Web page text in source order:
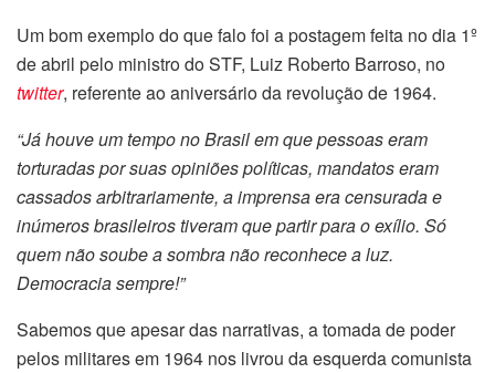
Um bom exemplo do que falo foi a postagem feita no dia 1º
de abril pelo ministro do STF, Luiz Roberto Barroso, no
twitter, referente ao aniversário da revolução de 1964.
“Já houve um tempo no Brasil em que pessoas eram
torturadas por suas opiniões políticas, mandatos eram
cassados arbitrariamente, a imprensa era censurada e
inúmeros brasileiros tiveram que partir para o exílio. Só
quem não soube a sombra não reconhece a luz.
Democracia sempre!”
Sabemos que apesar das narrativas, a tomada de poder
pelos militares em 1964 nos livrou da esquerda comunista